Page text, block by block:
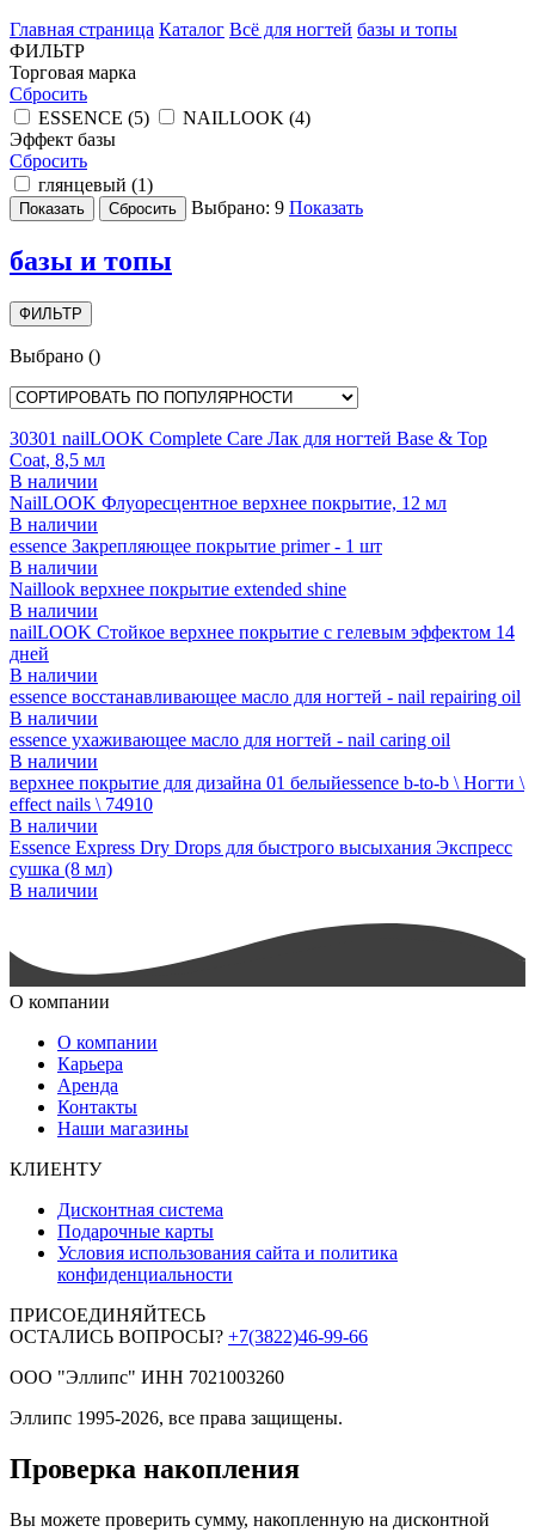
Главная страница Каталог Всё для ногтей базы и топы
ФИЛЬТР
Торговая марка
Сбросить
ESSENCE (5) NAILLOOK (4)
Эффект базы
Сбросить
глянцевый (1)
Выбрано: 9 Показать
базы и топы
ФИЛЬТР
Выбрано ()
30301 nailLOOK Complete Care Лак для ногтей Base & Top
Coat, 8,5 мл
В наличии
NailLOOK Флуоресцентное верхнее покрытие, 12 мл
В наличии
essence Закрепляющее покрытие primer - 1 шт
В наличии
Naillook верхнее покрытие extended shine
В наличии
nailLOOK Стойкое верхнее покрытие с гелевым эффектом 14
дней
В наличии
essence восстанавливающее масло для ногтей - nail repairing oil
В наличии
essence ухаживающее масло для ногтей - nail caring oil
В наличии
верхнее покрытие для дизайна 01 белыйessence b-to-b \ Ногти \
effect nails \ 74910
В наличии
Essence Express Dry Drops для быстрого высыхания Экспресс
сушка (8 мл)
В наличии
О компании
О компании
Карьера
Аренда
Контакты
Наши магазины
КЛИЕНТУ
Дисконтная система
Подарочные карты
Условия использования сайта и политика
конфиденциальности
ПРИСОЕДИНЯЙТЕСЬ
ОСТАЛИСЬ ВОПРОСЫ? +7(3822)46-99-66
ООО "Эллипс" ИНН 7021003260
Эллипс 1995-2026, все права защищены.
Проверка накопления
Вы можете проверить сумму, накопленную на дисконтной